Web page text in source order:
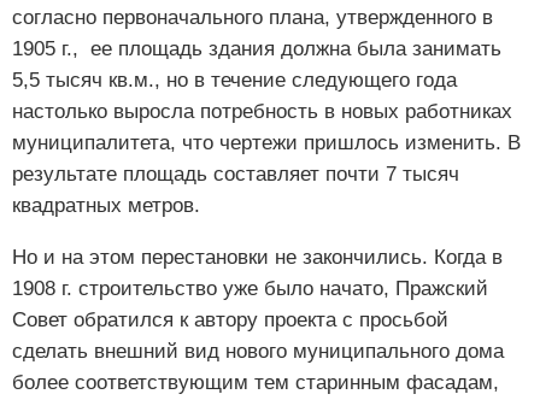
согласно первоначального плана, утвержденного в
1905 г., ее площадь здания должна была занимать
5,5 тысяч кв.м., но в течение следующего года
настолько выросла потребность в новых работниках
муниципалитета, что чертежи пришлось изменить. В
результате площадь составляет почти 7 тысяч
квадратных метров.
Но и на этом перестановки не закончились. Когда в
1908 г. строительство уже было начато, Пражский
Совет обратился к автору проекта с просьбой
сделать внешний вид нового муниципального дома
более соответствующим тем старинным фасадам,